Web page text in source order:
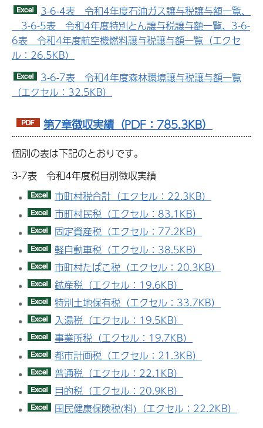
3-6-4表 令和4年度石油ガス譲与税譲与額一覧、
3-6-5表 令和4年度特別とん譲与税譲与額一覧、3-6-
6表 令和4年度航空機燃料譲与税譲与額一覧（エクセ
ル：26.5KB）
3-6-7表 令和4年度森林環境譲与税譲与額一覧
（エクセル：32.5KB）
第7章徴収実績（PDF：785.3KB）
個別の表は下記のとおりです。
3-7表 令和4年度税目別徴収実績
市町村税合計（エクセル：22.3KB）
市町村民税（エクセル：83.1KB）
固定資産税（エクセル：77.2KB）
軽自動車税（エクセル：38.5KB）
市町村たばこ税（エクセル：20.3KB）
鉱産税（エクセル：19.6KB）
特別土地保有税（エクセル：33.7KB）
入湯税（エクセル：19.5KB）
事業所税（エクセル：19.7KB）
都市計画税（エクセル：21.3KB）
普通税（エクセル：22.1KB）
目的税（エクセル：20.9KB）
国民健康保険税(料)（エクセル：22.2KB）